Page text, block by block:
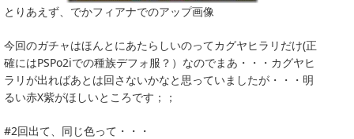
とりあえず、でかフィアナでのアップ画像
今回のガチャはほんとにあたらしいのってカグヤヒラリだけ(正
確にはPSPo2iでの種族デフォ服？）なのでまあ・・・カグヤヒ
ラリが出ればあとは回さないかなと思っていましたが・・・明
るい赤X紫がほしいところです；；
#2回出て、同じ色って・・・